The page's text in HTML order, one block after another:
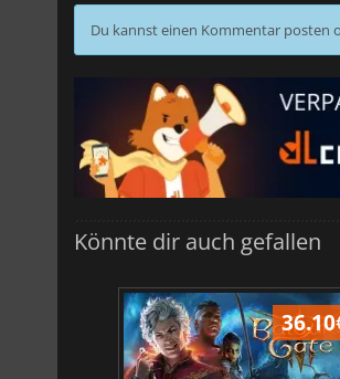
Du kannst einen Kommentar posten
Könnte dir auch gefallen
36.10